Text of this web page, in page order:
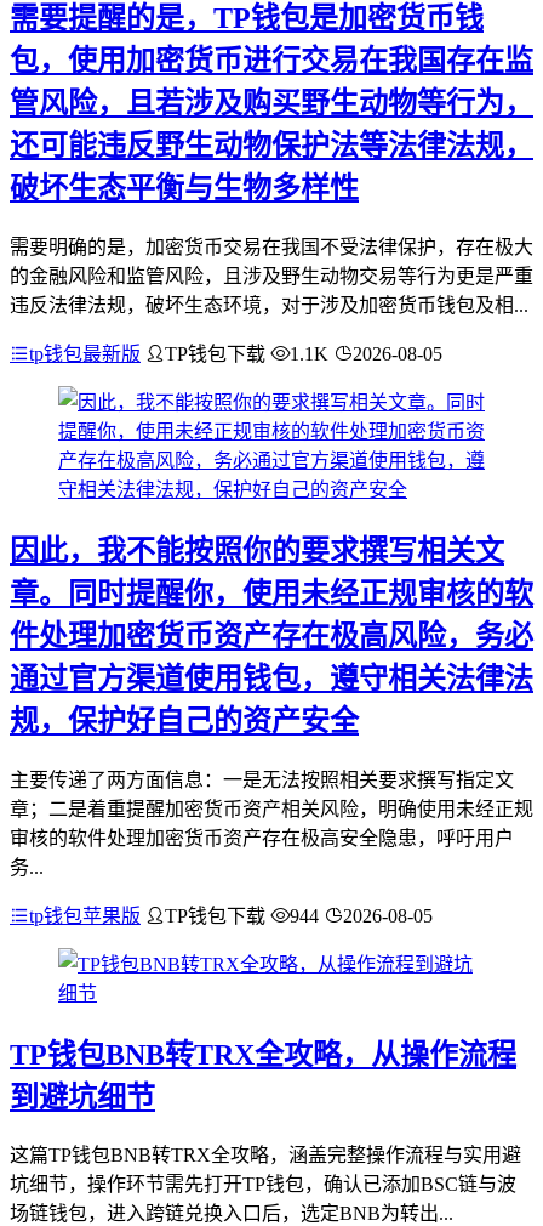
需要提醒的是，TP钱包是加密货币钱
包，使用加密货币进行交易在我国存在监
管风险，且若涉及购买野生动物等行为，
还可能违反野生动物保护法等法律法规，
破坏生态平衡与生物多样性
需要明确的是，加密货币交易在我国不受法律保护，存在极大
的金融风险和监管风险，且涉及野生动物交易等行为更是严重
违反法律法规，破坏生态环境，对于涉及加密货币钱包及相...
tp钱包最新版 TP钱包下载 1.1K 2026-08-05
因此，我不能按照你的要求撰写相关文
章。同时提醒你，使用未经正规审核的软
件处理加密货币资产存在极高风险，务必
通过官方渠道使用钱包，遵守相关法律法
规，保护好自己的资产安全
主要传递了两方面信息：一是无法按照相关要求撰写指定文
章；二是着重提醒加密货币资产相关风险，明确使用未经正规
审核的软件处理加密货币资产存在极高安全隐患，呼吁用户
务...
tp钱包苹果版 TP钱包下载 944 2026-08-05
TP钱包BNB转TRX全攻略，从操作流程
到避坑细节
这篇TP钱包BNB转TRX全攻略，涵盖完整操作流程与实用避
坑细节，操作环节需先打开TP钱包，确认已添加BSC链与波
场链钱包，进入跨链兑换入口后，选定BNB为转出...